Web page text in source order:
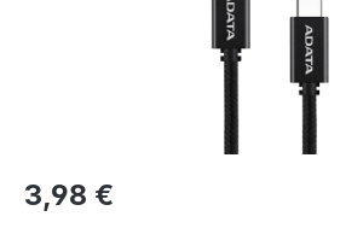
3,98 €